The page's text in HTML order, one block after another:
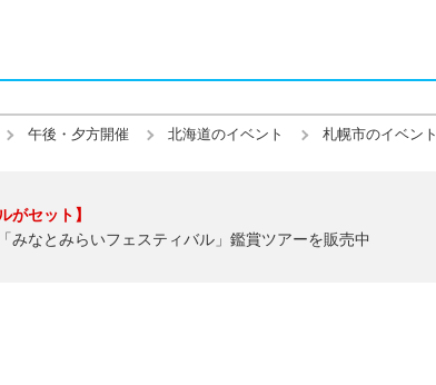
午後・夕方開催 北海道のイベント 札幌市のイベント
がセット】
みなとみらいフェスティバル」鑑賞ツアーを販売中